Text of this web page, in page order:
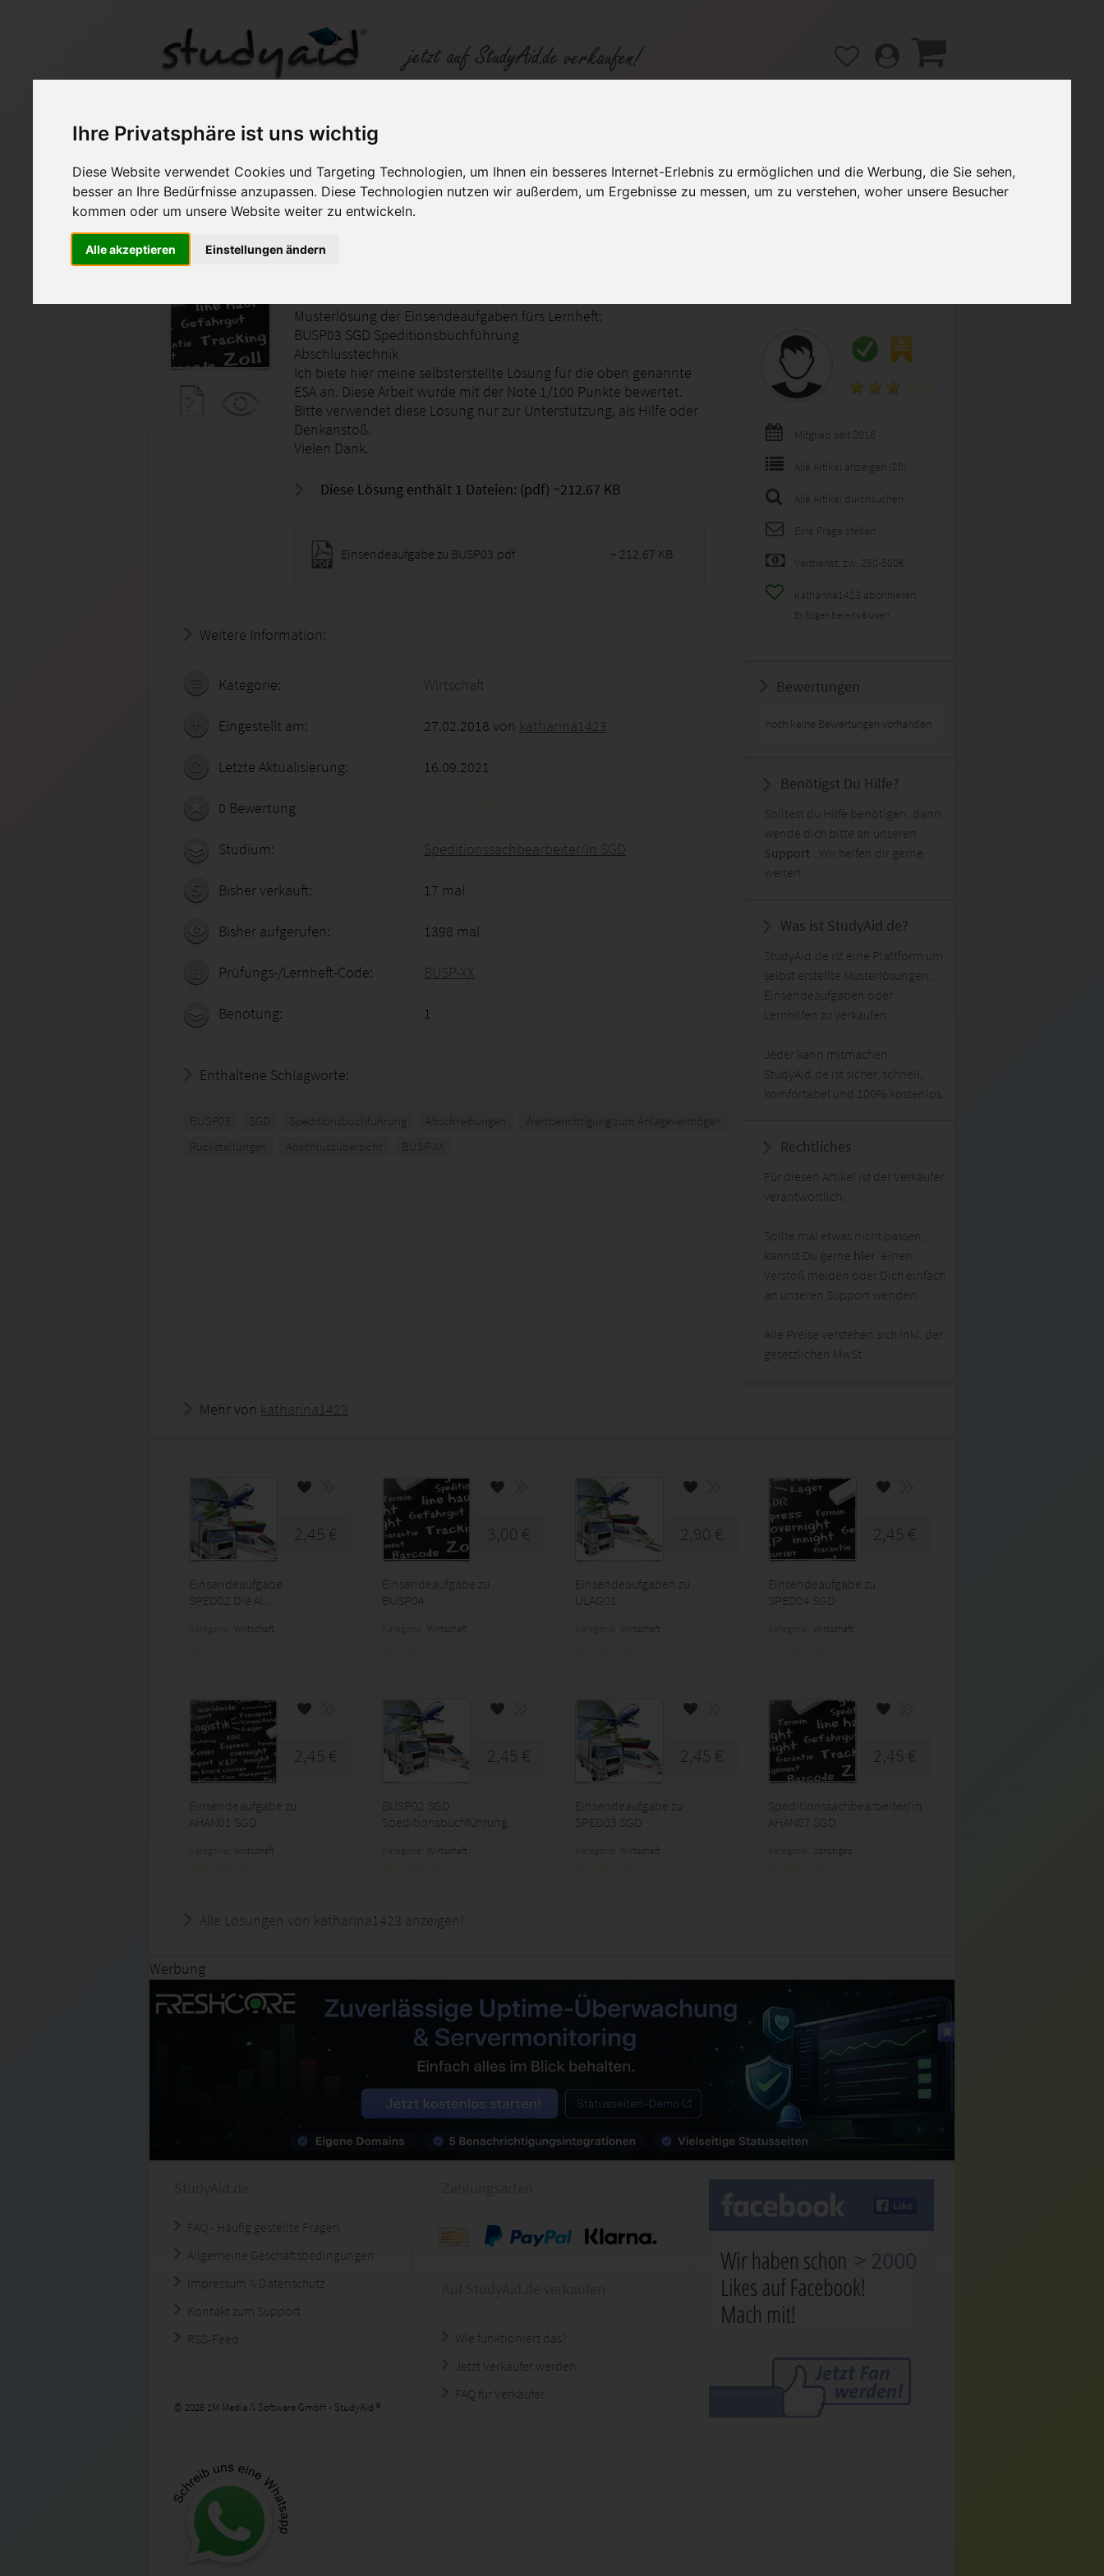
Ihre Privatsphäre ist uns wichtig
Diese Website verwendet Cookies und Targeting Technologien, um Ihnen ein besseres Internet-Erlebnis zu ermöglichen und die Werbung, die Sie sehen,
besser an Ihre Bedürfnisse anzupassen. Diese Technologien nutzen wir außerdem, um Ergebnisse zu messen, um zu verstehen, woher unsere Besucher
kommen oder um unsere Website weiter zu entwickeln.
Alle akzeptieren Einstellungen ändern
Einsendeaufgabe zu BUSP03 SGD
Auf StudyAid.de verkaufen Kategorien Studiengänge / Lehrgänge Hilfe / FAQ
Musterlösung der Einsendeaufgaben fürs Lernheft:
BUSP03 SGD Speditionsbuchführung
Abschlusstechnik
Ich biete hier meine selbsterstellte Lösung für die oben genannte
ESA an. Diese Arbeit wurde mit der Note 1/100 Punkte bewertet.
Bitte verwendet diese Lösung nur zur Unterstützung, als Hilfe oder
Denkanstoß.
Vielen Dank.
Diese Lösung enthält 1 Dateien: (pdf) ~212.67 KB
Einsendeaufgabe zu BUSP03.pdf ~ 212.67 KB
Weitere Information:
Kategorie: Wirtschaft
Eingestellt am: 27.02.2018 von katharina1423
Letzte Aktualisierung: 16.09.2021
0 Bewertung
Studium: Speditionssachbearbeiter/in SGD
Bisher verkauft: 17 mal
Bisher aufgerufen: 1398 mal
Prüfungs-/Lernheft-Code: BUSP-XX
Benotung: 1
Enthaltene Schlagworte:
BUSP03 SGD Speditionsbuchführung Abschreibungen
Wertberichtigung zum Anlagevermögen
Rückstellungen
Abschlussübersicht BUSP-XX
Mitglied seit 2016
Alle Artikel anzeigen (20)
Alle Artikel durchsuchen
Eine Frage stellen
Verdienst: zw. 250-500€
katharina1423 abonnieren
Es folgen bereits 6 User!
Bewertungen
noch keine Bewertungen vorhanden
Benötigst Du Hilfe?
Solltest du Hilfe benötigen, dann
wende dich bitte an unseren
Support . Wir helfen dir gerne
weiter!
Was ist StudyAid.de?
StudyAid.de ist eine Plattform um
selbst erstellte Musterlösungen,
Einsendeaufgaben oder
Lernhilfen zu verkaufen.
Jeder kann mitmachen.
StudyAid.de ist sicher, schnell,
komfortabel und 100% kostenlos.
Rechtliches
Für diesen Artikel ist der Verkäufer
verantwortlich.
Sollte mal etwas nicht passen,
kannst Du gerne hier einen
Verstoß melden oder Dich einfach
an unseren Support wenden.
Alle Preise verstehen sich inkl. der
gesetzlichen MwSt.
Mehr von katharina1423
2,45 €
Einsendeaufgabe
SPED02 Die Al...
Wirtschaft
3,00 €
Einsendeaufgabe zu
BUSP04
Wirtschaft
2,90 €
Einsendeaufgaben zu
ULAG01
Wirtschaft
2,45 €
Einsendeaufgabe zu
SPED04 SGD
Wirtschaft
2,45 €
Einsendeaufgabe zu
AHAN01 SGD
Wirtschaft
2,45 €
BUSP02 SGD
Speditionsbuchführung
Wirtschaft
2,45 €
Einsendeaufgabe zu
SPED03 SGD
Wirtschaft
2,45 €
Speditionssachbearbeiter/in
AHAN07 SGD
Sonstiges
Alle Lösungen von katharina1423 anzeigen!
Werbung
FAQ - Häufig gestellte Fragen
Allgemeine Geschäftsbedingungen
Impressum & Datenschutz
Kontakt zum Support
RSS-Feed
© 2026 1M Media & Software GmbH - StudyAid ®
Wie funktioniert das?
Jetzt Verkäufer werden
FAQ für Verkäufer
> 2000